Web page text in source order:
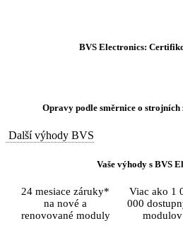
BVS Electronics:
Opravy podle směrnice o
Další výhody BVS
Vaše výhody s BVS
24 mesiace záruky*
na nové a
renovované moduly
Viac ako 1
000
modulov